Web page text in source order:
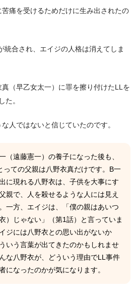
痛を受けるためだけに生み出されたの
統合され、エイジの人格は消えてしま
（早乙女太一）に罪を擦り付けたLLを
た。
人ではないと信じていたのです。
（遠藤憲一）の養子になった後も、
っての父親は八野衣真だけです。B一
に現れる八野衣は、子供を大事にす
親で、人を殺せるような人には見え
一方、エイジは、「僕の親はあいつ
衣）じゃない」（第1話）と言っていま
ジには八野衣との思い出がないか
いう言葉が出てきたのかもしれませ
な八野衣が、どういう理由でLL事件
になったのかが気になります。